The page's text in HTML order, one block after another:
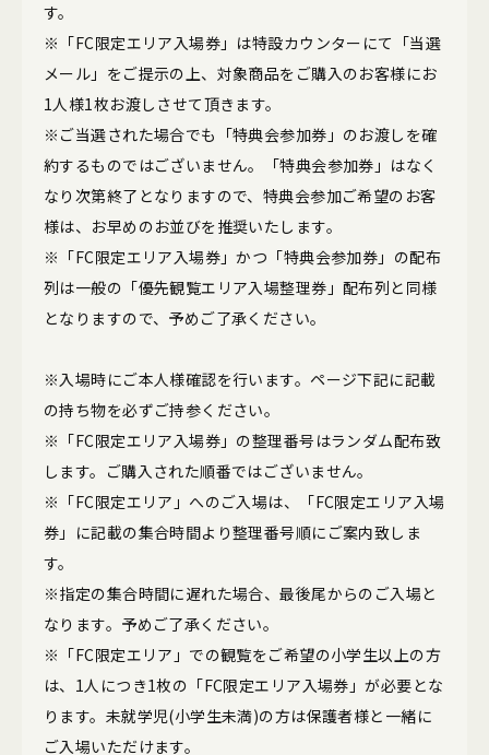
す。
※「FC限定エリア入場券」は特設カウンターにて「当選
メール」をご提示の上、対象商品をご購入のお客様にお
1人様1枚お渡しさせて頂きます。
※ご当選された場合でも「特典会参加券」のお渡しを確
約するものではございません。「特典会参加券」はなく
なり次第終了となりますので、特典会参加ご希望のお客
様は、お早めのお並びを推奨いたします。
※「FC限定エリア入場券」かつ「特典会参加券」の配布
列は一般の「優先観覧エリア入場整理券」配布列と同様
となりますので、予めご了承ください。
※入場時にご本人様確認を行います。ページ下記に記載
の持ち物を必ずご持参ください。
※「FC限定エリア入場券」の整理番号はランダム配布致
します。ご購入された順番ではございません。
※「FC限定エリア」へのご入場は、「FC限定エリア入場
券」に記載の集合時間より整理番号順にご案内致しま
す。
※指定の集合時間に遅れた場合、最後尾からのご入場と
なります。予めご了承ください。
※「FC限定エリア」での観覧をご希望の小学生以上の方
は、1人につき1枚の「FC限定エリア入場券」が必要とな
ります。未就学児(小学生未満)の方は保護者様と一緒に
ご入場いただけます。